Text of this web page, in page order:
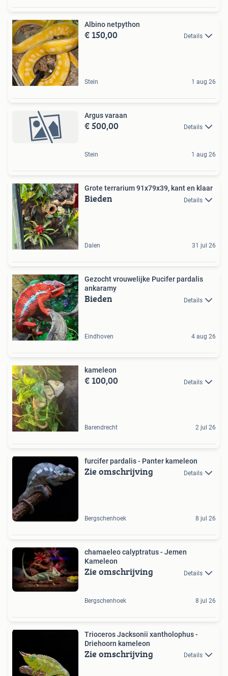
Albino netpython
€ 150,00 Details
Stein 1 aug 26
Argus varaan
€ 500,00 Details
Stein 1 aug 26
Grote terrarium 91x79x39, kant en klaar
Bieden Details
Dalen 31 jul 26
Gezocht vrouwelijke Pucifer pardalis
ankaramy
Bieden Details
Eindhoven 4 aug 26
kameleon
€ 100,00 Details
Barendrecht 2 jul 26
furcifer pardalis - Panter kameleon
Zie omschrijving Details
Bergschenhoek 8 jul 26
chamaeleo calyptratus - Jemen
Kameleon
Zie omschrijving Details
Bergschenhoek 8 jul 26
Trioceros Jacksonii xantholophus -
Driehoorn kameleon
Zie omschrijving Details